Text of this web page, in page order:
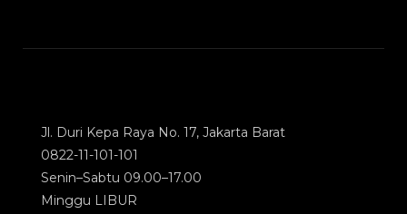
Jl. Duri Kepa Raya No. 17, Jakarta Barat
0822-11-101-101
Senin–Sabtu 09.00–17.00
Minggu LIBUR